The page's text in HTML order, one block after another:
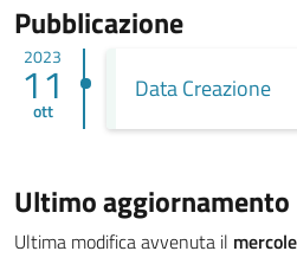
Pubblicazione
2023
11
ott
Data Creazione
Ultimo aggiornamento
Ultima modifica avvenuta il